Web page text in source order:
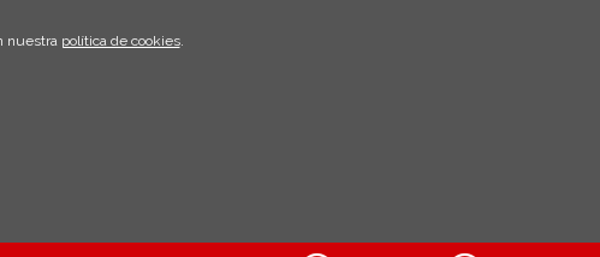
nuestra política de cookies.